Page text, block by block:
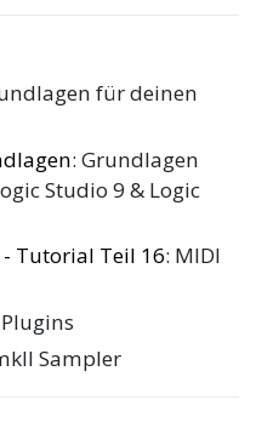
für deinen
: Grundlagen
Studio 9 & Logic
Tutorial Teil 16: MIDI
Sampler